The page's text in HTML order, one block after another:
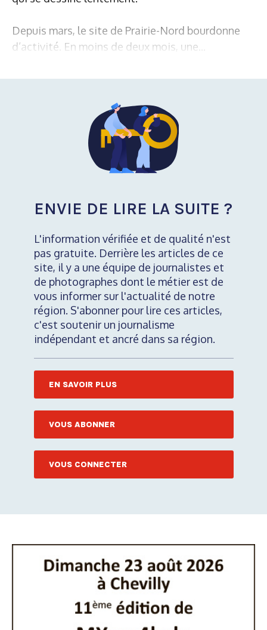
Depuis mars, le site de Prairie-Nord bourdonne
d’activité. En moins de deux mois, une...
ENVIE DE LIRE LA SUITE ?
L'information vérifiée et de qualité n'est
pas gratuite. Derrière les articles de ce
site, il y a une équipe de journalistes et
de photographes dont le métier est de
vous informer sur l'actualité de notre
région. S'abonner pour lire ces articles,
c'est soutenir un journalisme
indépendant et ancré dans sa région.
EN SAVOIR PLUS
VOUS ABONNER
VOUS CONNECTER